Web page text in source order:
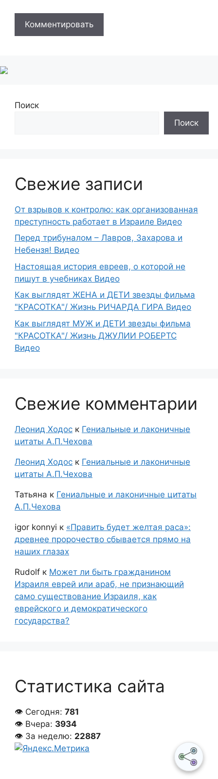
Поиск
Поиск
Свежие записи
От взрывов к контролю: как организованная
преступность работает в Израиле Видео
Перед трибуналом – Лавров, Захарова и
Небензя! Видео
Настоящая история евреев, о которой не
пишут в учебниках Видео
Как выглядят ЖЕНА и ДЕТИ звезды фильма
"КРАСОТКА"/ Жизнь РИЧАРДА ГИРА Видео
Как выглядят МУЖ и ДЕТИ звезды фильма
"КРАСОТКА"/ Жизнь ДЖУЛИИ РОБЕРТС
Видео
Свежие комментарии
Леонид Ходос к Гениальные и лаконичные
цитаты А.П.Чехова
Леонид Ходос к Гениальные и лаконичные
цитаты А.П.Чехова
Татьяна к Гениальные и лаконичные цитаты
А.П.Чехова
igor konnyi к «Править будет желтая раса»:
древнее пророчество сбывается прямо на
наших глазах
Rudolf к Может ли быть гражданином
Израиля еврей или араб, не признающий
само существование Израиля, как
еврейского и демократического
государства?
Статистика сайта
👁 Сегодня: 781
👁 Вчера: 3934
👁 За неделю: 22887